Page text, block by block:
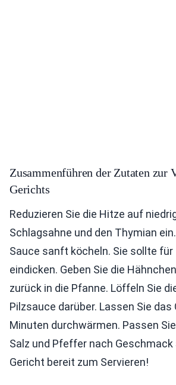
Zusammenführen der Zutaten zur
Gerichts
Reduzieren Sie die Hitze auf
Schlagsahne und den Thymian
Sauce sanft köcheln. Sie sollte für
eindicken. Geben Sie die
zurück in die Pfanne. Löffeln Sie
Pilzsauce darüber. Lassen Sie das
Minuten durchwärmen. Passen
Salz und Pfeffer nach
Gericht bereit zum Servieren!